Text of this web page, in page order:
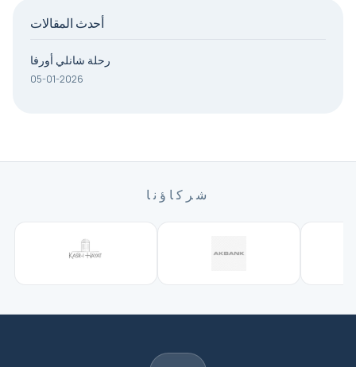
أحدث المقالات
رحلة شانلي أورفا
05-01-2026
شركاؤنا